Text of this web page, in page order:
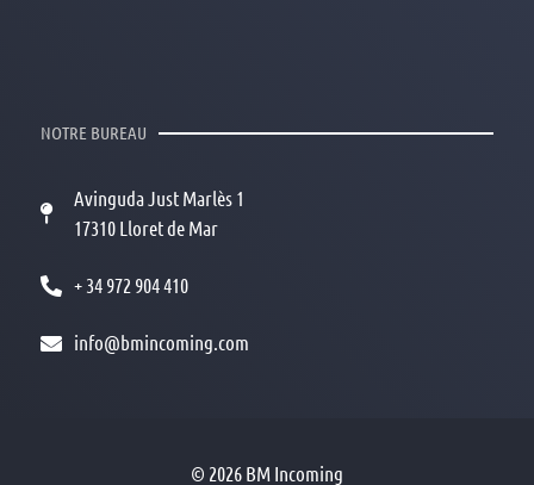
NOTRE BUREAU
Avinguda Just Marlès 1
17310 Lloret de Mar
+ 34 972 904 410
info@bmincoming.com
© 2026 BM Incoming